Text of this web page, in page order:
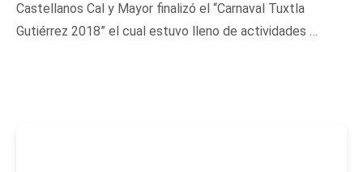
Castellanos Cal y Mayor finalizó el “Carnaval Tuxtla
Gutiérrez 2018” el cual estuvo lleno de actividades …